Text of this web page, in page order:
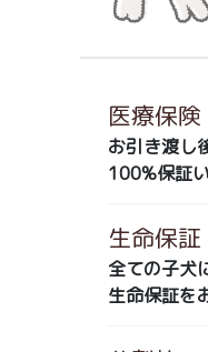
医療保険
お引き渡し
100%保証
生命保証
全ての子犬
生命保証を